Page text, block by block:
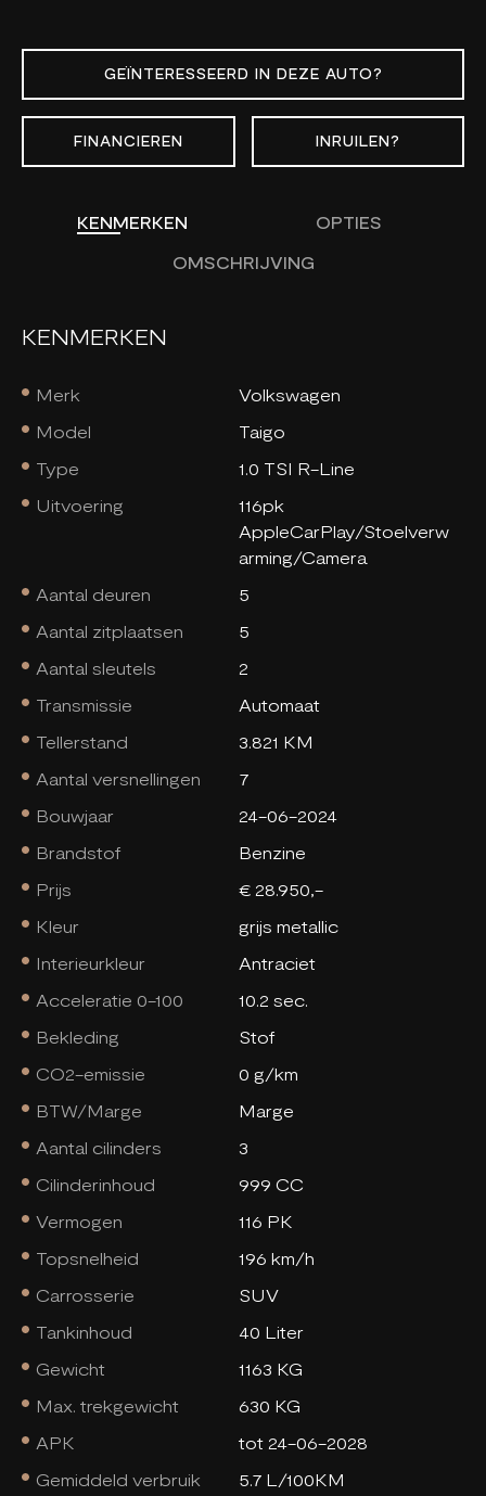
GEÏNTERESSEERD IN DEZE AUTO?
FINANCIEREN INRUILEN?
KENMERKEN OPTIES
OMSCHRIJVING
KENMERKEN
Merk
Volkswagen
Model
Taigo
Type
1.0 TSI R-Line
Uitvoering
116pk
AppleCarPlay/Stoelverw
arming/Camera
Aantal deuren
5
Aantal zitplaatsen
5
Aantal sleutels
2
Transmissie
Automaat
Tellerstand
3.821 KM
Aantal versnellingen
7
Bouwjaar
24-06-2024
Brandstof
Benzine
Prijs
€ 28.950,-
Kleur
grijs metallic
Interieurkleur
Antraciet
Acceleratie 0-100
10.2 sec.
Bekleding
Stof
CO2-emissie
0 g/km
BTW/Marge
Marge
Aantal cilinders
3
Cilinderinhoud
999 CC
Vermogen
116 PK
Topsnelheid
196 km/h
Carrosserie
SUV
Tankinhoud
40 Liter
Gewicht
1163 KG
Max. trekgewicht
630 KG
APK
tot 24-06-2028
Gemiddeld verbruik
5.7 L/100KM